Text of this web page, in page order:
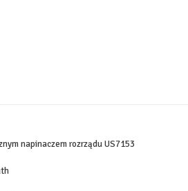
napinaczem rozrządu US7153